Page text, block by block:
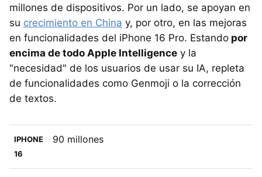
millones de dispositivos. Por un lado, se apoyan en
su crecimiento en China y, por otro, en las mejoras
en funcionalidades del iPhone 16 Pro. Estando por
encima de todo Apple Intelligence y la
"necesidad" de los usuarios de usar su IA, repleta
de funcionalidades como Genmoji o la corrección
de textos.
IPHONE
16
90 millones